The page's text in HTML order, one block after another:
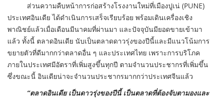
ส่วนความคืบหน้าการก่อสร้างโรงงานใหม่ที่เมืองปูเน่ (PUNE)
ประเทศอินเดีย ได้ดำเนินการเสร็จเรียบร้อย พร้อมเดินเครื่องเชิง
พาณิชย์แล้วเมื่อเดือนมีนาคมที่ผ่านมา และปัจจุบันมียอดขายเข้ามา
แล้ว ทั้งนี้ ตลาดอินเดีย นับเป็นตลาดดาวรุ่งของปีนี้และมีแนวโน้มการ
ขยายตัวที่ดีมากกว่าตลาดอื่น ๆ และประเทศไทย เพราะการบริโภค
ภายในประเทศมีอัตราที่เพิ่มสูงขึ้นทุกปี ตามจำนวนประชากรที่เพิ่มขึ้น
ซึ่งขณะนี้ อินเดียน่าจะจำนวนประชากรมากกว่าประเทศจีนแล้ว
“ตลาดอินเดีย เป็นดาวรุ่งของปีนี้ เป็นตลาดที่ต้องจับตามองและ